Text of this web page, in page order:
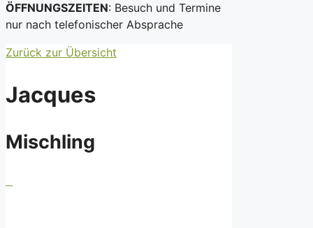
ÖFFNUNGSZEITEN: Besuch und Termine
nur nach telefonischer Absprache
Zurück zur Übersicht
Jacques
Mischling